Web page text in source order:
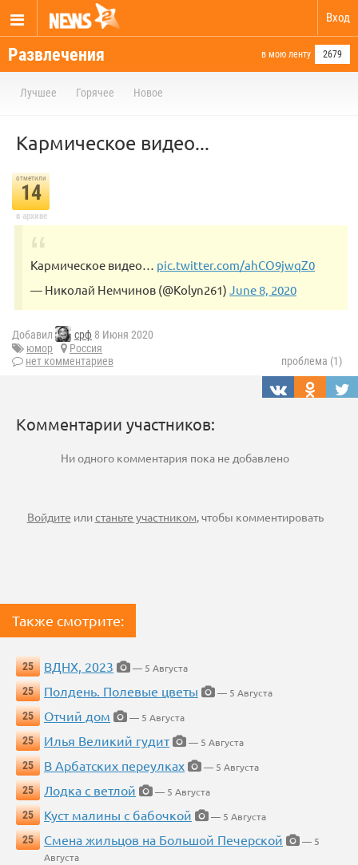
Вход
Развлечения в мою ленту 2679
Лучшее Горячее Новое
Кармическое видео...
отметили
14
в архиве
Кармическое видео… pic.twitter.com/ahCO9jwqZ0
— Николай Немчинов (@Kolyn261) June 8, 2020
Добавил срф 8 Июня 2020
юмор
Россия
нет комментариев
проблема (1)
Комментарии участников:
Ни одного комментария пока не добавлено
Войдите илистаньте участником, чтобы комментировать
Также смотрите:
25 ВДНХ, 2023
— 5 Августа
25
Полдень. Полевые цветы
— 5 Августа
25
Отчий дом
— 5 Августа
25
Илья Великий гудит
— 5 Августа
25
В Арбатских переулках
— 5 Августа
25
Лодка с ветлой
— 5 Августа
25
Куст малины с бабочкой
— 5 Августа
25
Смена жильцов на Большой Печерской
— 5
Августа